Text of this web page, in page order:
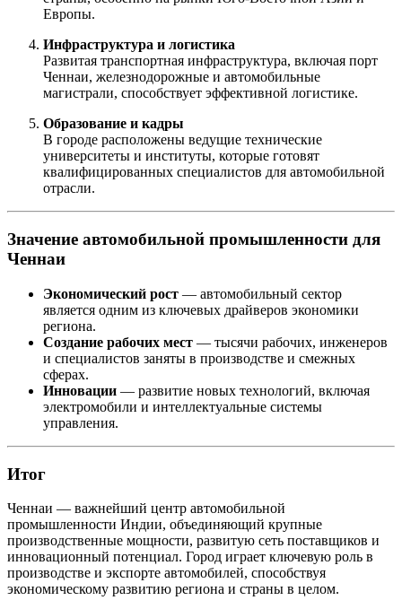
Европы.
Инфраструктура и логистика
Развитая транспортная инфраструктура, включая порт
Ченнаи, железнодорожные и автомобильные
магистрали, способствует эффективной логистике.
Образование и кадры
В городе расположены ведущие технические
университеты и институты, которые готовят
квалифицированных специалистов для автомобильной
отрасли.
Значение автомобильной промышленности для
Ченнаи
Экономический рост — автомобильный сектор
является одним из ключевых драйверов экономики
региона.
Создание рабочих мест — тысячи рабочих, инженеров
и специалистов заняты в производстве и смежных
сферах.
Инновации — развитие новых технологий, включая
электромобили и интеллектуальные системы
управления.
Итог
Ченнаи — важнейший центр автомобильной
промышленности Индии, объединяющий крупные
производственные мощности, развитую сеть поставщиков и
инновационный потенциал. Город играет ключевую роль в
производстве и экспорте автомобилей, способствуя
экономическому развитию региона и страны в целом.